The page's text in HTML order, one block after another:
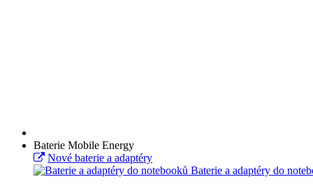
Baterie Mobile Energy
Nové baterie a adaptéry
Baterie a adaptéry do